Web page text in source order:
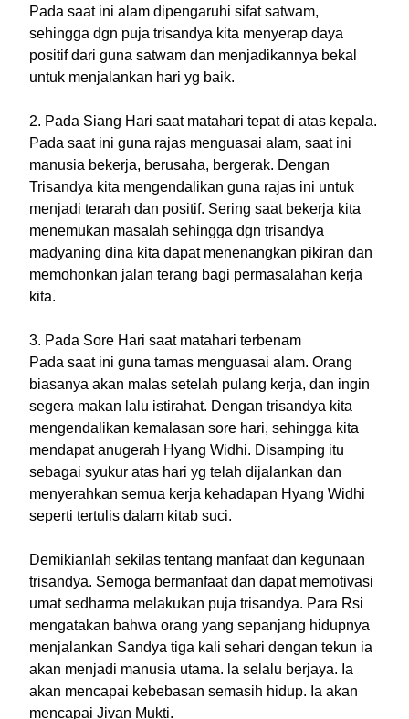
Pada saat ini alam dipengaruhi sifat satwam,
sehingga dgn puja trisandya kita menyerap daya
positif dari guna satwam dan menjadikannya bekal
untuk menjalankan hari yg baik.
2. Pada Siang Hari saat matahari tepat di atas kepala.
Pada saat ini guna rajas menguasai alam, saat ini
manusia bekerja, berusaha, bergerak. Dengan
Trisandya kita mengendalikan guna rajas ini untuk
menjadi terarah dan positif. Sering saat bekerja kita
menemukan masalah sehingga dgn trisandya
madyaning dina kita dapat menenangkan pikiran dan
memohonkan jalan terang bagi permasalahan kerja
kita.
3. Pada Sore Hari saat matahari terbenam
Pada saat ini guna tamas menguasai alam. Orang
biasanya akan malas setelah pulang kerja, dan ingin
segera makan lalu istirahat. Dengan trisandya kita
mengendalikan kemalasan sore hari, sehingga kita
mendapat anugerah Hyang Widhi. Disamping itu
sebagai syukur atas hari yg telah dijalankan dan
menyerahkan semua kerja kehadapan Hyang Widhi
seperti tertulis dalam kitab suci.
Demikianlah sekilas tentang manfaat dan kegunaan
trisandya. Semoga bermanfaat dan dapat memotivasi
umat sedharma melakukan puja trisandya. Para Rsi
mengatakan bahwa orang yang sepanjang hidupnya
menjalankan Sandya tiga kali sehari dengan tekun ia
akan menjadi manusia utama. la selalu berjaya. Ia
akan mencapai kebebasan semasih hidup. Ia akan
mencapai Jivan Mukti.